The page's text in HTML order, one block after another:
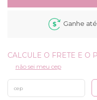
Ganhe até
não sei meu cep